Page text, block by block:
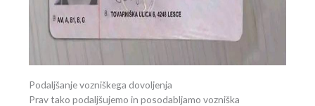
Podaljšanje vozniškega dovoljenja
Prav tako podaljšujemo in posodabljamo vozniška